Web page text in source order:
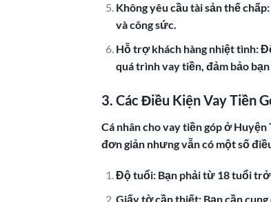
Không yêu cầu tài sản thế
và công sức.
Hỗ trợ khách hàng nhiệt tình:
quá trình vay tiền, đảm bảo
3. Các Điều Kiện Vay Tiền
Cá nhân cho vay tiền góp ở
đơn giản nhưng vẫn có một số
Độ tuổi: Bạn phải từ 18 tuổi trở
Giấy tờ cần thiết: Bạn cần